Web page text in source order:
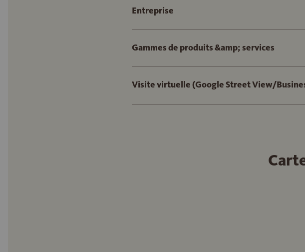
Entreprise
Gammes de produits &amp; services
Visite virtuelle (Google Street View/